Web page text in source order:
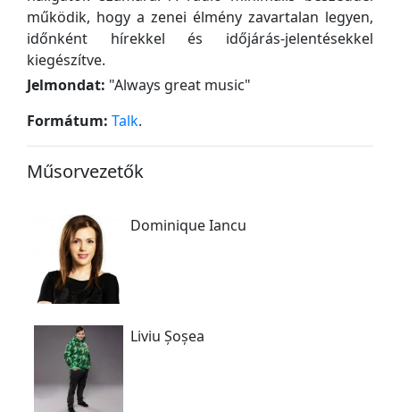
működik, hogy a zenei élmény zavartalan legyen,
időnként hírekkel és időjárás-jelentésekkel
kiegészítve.
Jelmondat: "Always great music"
Formátum: Talk.
Műsorvezetők
Dominique Iancu
Liviu Șoșea